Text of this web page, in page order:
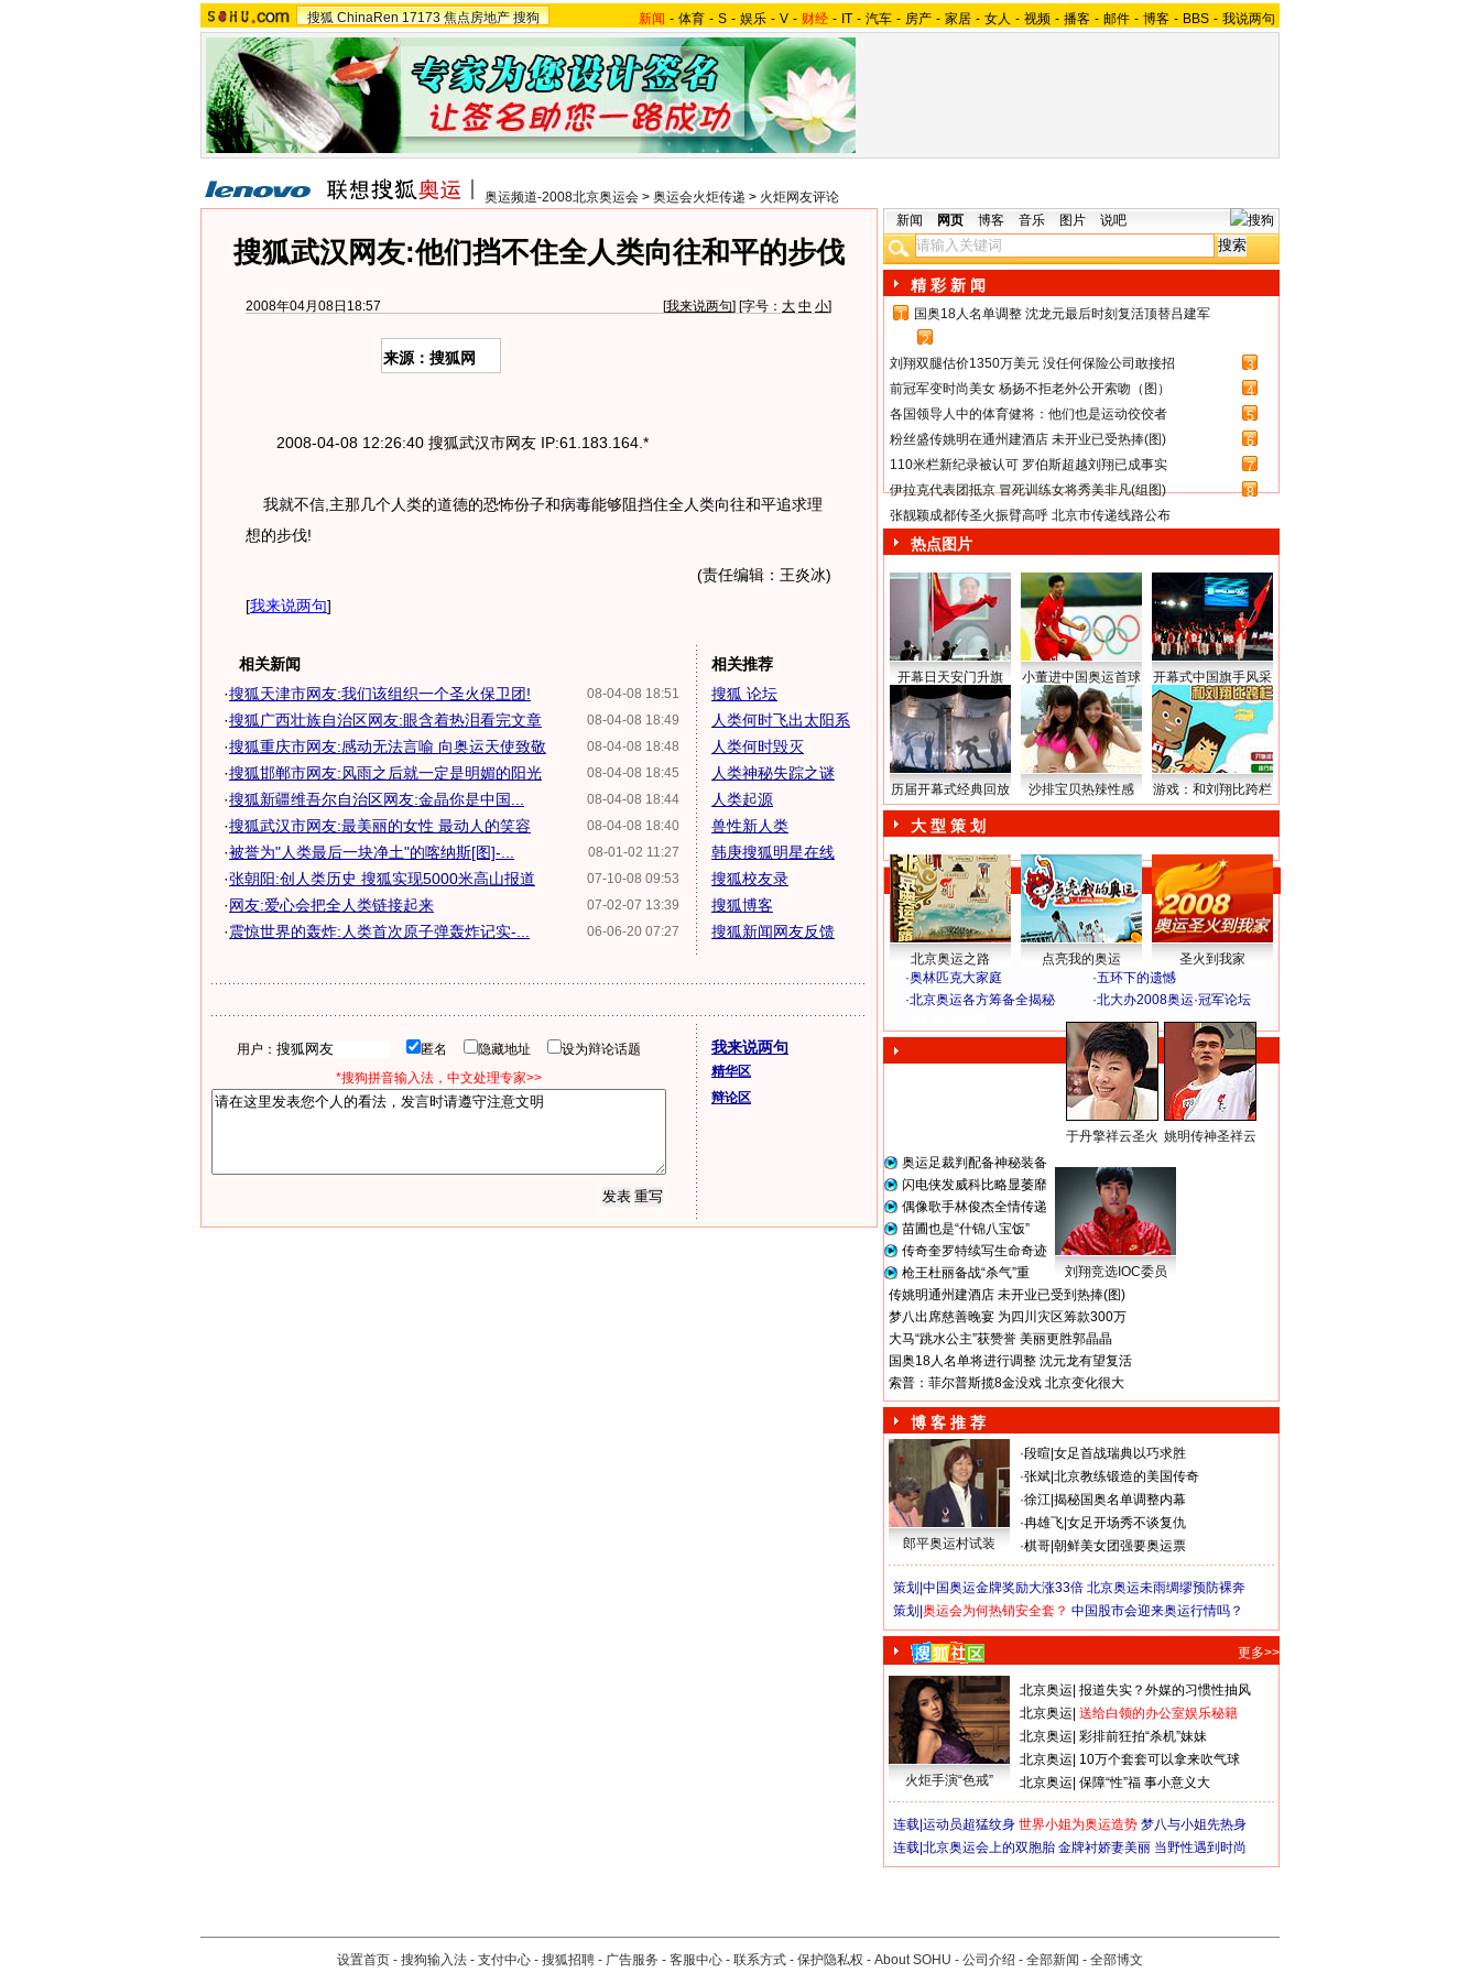
搜狐 ChinaRen 17173 焦点房地产 搜狗 新闻 - 体育 - S - 娱乐 - V - 财经 - IT - 汽车 - 房产 - 家居 - 女人 - 视频 - 播客 - 邮件 - 博客 - BBS - 我说两句
奥运频道-2008北京奥运会 > 奥运会火炬传递 > 火炬网友评论
搜狐武汉网友:他们挡不住全人类向往和平的步伐
2008年04月08日18:57 [我来说两句] [字号： 大 中 小]
来源：搜狐网
2008-04-08 12:26:40 搜狐武汉市网友 IP:61.183.164.*
我就不信,主那几个人类的道德的恐怖份子和病毒能够阻挡住全人类向往和平追求理
想的步伐!
(责任编辑：王炎冰)
[我来说两句]
相关新闻
08-04-08 18:51
·搜狐天津市网友:我们该组织一个圣火保卫团!
08-04-08 18:49
·搜狐广西壮族自治区网友:眼含着热泪看完文章
08-04-08 18:48
·搜狐重庆市网友:感动无法言喻 向奥运天使致敬
08-04-08 18:45
·搜狐邯郸市网友:风雨之后就一定是明媚的阳光
08-04-08 18:44
·搜狐新疆维吾尔自治区网友:金晶你是中国...
08-04-08 18:40
·搜狐武汉市网友:最美丽的女性 最动人的笑容
08-01-02 11:27
·被誉为"人类最后一块净土"的喀纳斯[图]-...
07-10-08 09:53
·张朝阳:创人类历史 搜狐实现5000米高山报道
07-02-07 13:39
·网友:爱心会把全人类链接起来
06-06-20 07:27
·震惊世界的轰炸:人类首次原子弹轰炸记实-...
相关推荐
搜狐 论坛
人类何时飞出太阳系
人类何时毁灭
人类神秘失踪之谜
人类起源
兽性新人类
韩庚搜狐明星在线
搜狐校友录
搜狐博客
搜狐新闻网友反馈
用户： 匿名 隐藏地址
设为辩论话题
*搜狗拼音输入法，中文处理专家>>
我来说两句
精华区
辩论区
新闻 网页 博客 音乐 图片 说吧
精 彩 新 闻
1
国奥18人名单调整 沈龙元最后时刻复活顶替吕建军
2
刘翔双腿估价1350万美元 没任何保险公司敢接招
3
前冠军变时尚美女 杨扬不拒老外公开索吻（图）
4
各国领导人中的体育健将：他们也是运动佼佼者
5
粉丝盛传姚明在通州建酒店 未开业已受热捧(图)
6
110米栏新纪录被认可 罗伯斯超越刘翔已成事实
7
伊拉克代表团抵京 冒死训练女将秀美非凡(组图)
8
张靓颖成都传圣火振臂高呼 北京市传递线路公布
热点图片
开幕日天安门升旗 小董进中国奥运首球 开幕式中国旗手风采
历届开幕式经典回放 沙排宝贝热辣性感 游戏：和刘翔比跨栏
大 型 策 划
北京奥运之路 点亮我的奥运
圣火到我家
·奥林匹克大家庭 ·五环下的遗憾
·北京奥运各方筹备全揭秘 ·北大办2008奥运·冠军论坛
于丹擎祥云圣火 姚明传神圣祥云
奥运足裁判配备神秘装备
闪电侠发威科比略显萎靡
偶像歌手林俊杰全情传递
苗圃也是“什锦八宝饭”
传奇奎罗特续写生命奇迹
枪王杜丽备战“杀气”重
刘翔竞选IOC委员
传姚明通州建酒店 未开业已受到热捧(图)
梦八出席慈善晚宴 为四川灾区筹款300万
大马“跳水公主”获赞誉 美丽更胜郭晶晶
国奥18人名单将进行调整 沈元龙有望复活
索普：菲尔普斯揽8金没戏 北京变化很大
博 客 推 荐
郎平奥运村试装
·段暄 女足首战瑞典以巧求胜
·张斌 北京教练锻造的美国传奇
·徐江 揭秘国奥名单调整内幕
·冉雄飞 女足开场秀不谈复仇
·棋哥 朝鲜美女团强要奥运票
策划| 中国奥运金牌奖励大涨33倍 北京奥运未雨绸缪预防裸奔
策划| 奥运会为何热销安全套？ 中国股市会迎来奥运行情吗？
更多>>
火炬手演“色戒”
北京奥运 报道失实？外媒的习惯性抽风
北京奥运 送给白领的办公室娱乐秘籍
北京奥运 彩排前狂拍“杀机”妹妹
北京奥运 10万个套套可以拿来吹气球
北京奥运 保障“性”福 事小意义大
连载| 运动员超猛纹身 世界小姐为奥运造势 梦八与小姐先热身
连载| 北京奥运会上的双胞胎 金牌衬娇妻美丽 当野性遇到时尚
设置首页 - 搜狗输入法 - 支付中心 - 搜狐招聘 - 广告服务 - 客服中心 - 联系方式 - 保护隐私权 - About SOHU - 公司介绍 - 全部新闻 - 全部博文